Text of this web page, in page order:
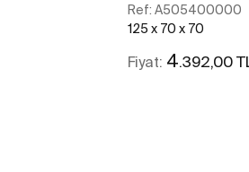
Ref: A505400000
125 x 70 x 70
Fiyat: 4 .392,00 TL